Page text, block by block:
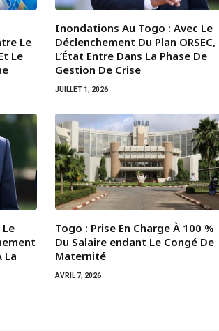
Le
Le
Inondations Au Togo : Avec Le
Déclenchement Du Plan ORSEC,
L’État Entre Dans La Phase De
Gestion De Crise
JUILLET 1, 2026
La
Togo : Prise En Charge À 100 %
Du Salaire endant Le Congé De
Maternité
AVRIL 7, 2026